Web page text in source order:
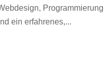
ein erfahrenes,...